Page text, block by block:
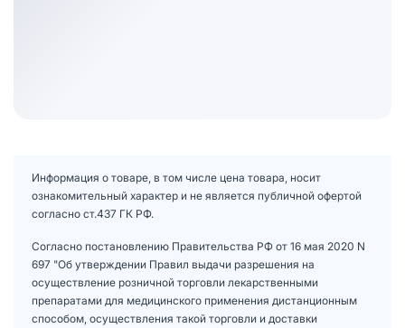
Информация о товаре, в том числе цена товара, носит
ознакомительный характер и не является публичной офертой
согласно ст.437 ГК РФ.
Согласно постановлению Правительства РФ от 16 мая 2020 N
697 "Об утверждении Правил выдачи разрешения на
осуществление розничной торговли лекарственными
препаратами для медицинского применения дистанционным
способом, осуществления такой торговли и доставки